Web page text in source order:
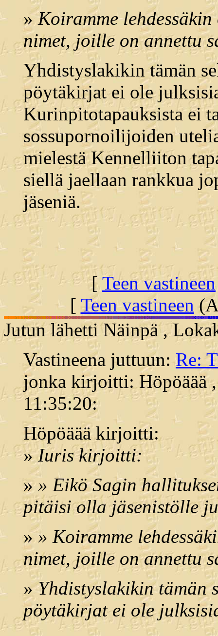
»Koiramme
nimet, joille on annettu
Yhdistyslakikin tämän
pöytäkirjat ei ole
Kurinpitotapauksista ei
sossupornoilijoiden
mielestä Kennelliiton
siellä jaellaan rankkua
jäseniä.
[Teen vastineen
[ Teen vastineen
Jutun lähetti Näinpä ,
Vastineena juttuun:Re:
jonka kirjoitti: Höpöäää
11:35:20:
Höpöäää kirjoitti:
»Iuris kirjoitti:
» » Eikö Sagin
pitäisi olla jäsenistölle
»» Koiramme
nimet, joille on annettu
»Yhdistyslakikin tämän
pöytäkirjat ei ole